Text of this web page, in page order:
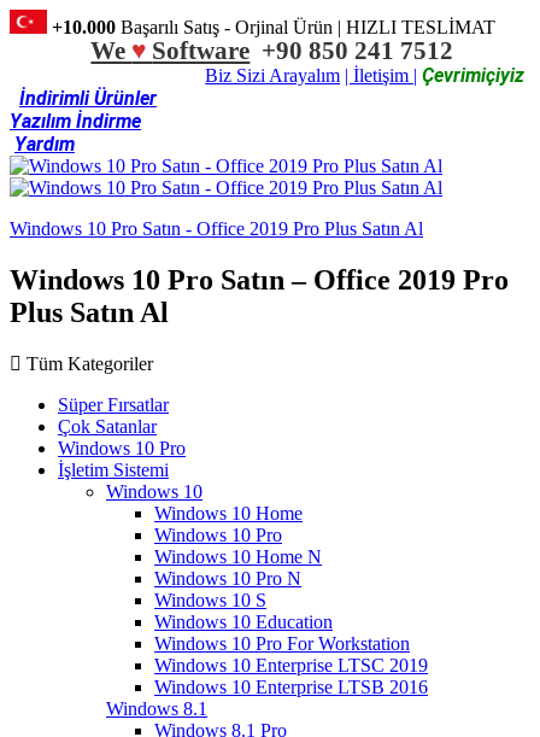
+10.000 Başarılı Satış - Orjinal Ürün | HIZLI TESLİMAT
We ♥ Software +90 850 241 7512
Biz Sizi Arayalım | İletişim | Çevrimiçiyiz
İndirimli Ürünler
Yazılım İndirme
Yardım
Windows 10 Pro Satın - Office 2019 Pro Plus Satın Al
Windows 10 Pro Satın – Office 2019 Pro
Plus Satın Al
Tüm Kategoriler
Süper Fırsatlar
Çok Satanlar
Windows 10 Pro
İşletim Sistemi
Windows 10
Windows 10 Home
Windows 10 Pro
Windows 10 Home N
Windows 10 Pro N
Windows 10 S
Windows 10 Education
Windows 10 Pro For Workstation
Windows 10 Enterprise LTSC 2019
Windows 10 Enterprise LTSB 2016
Windows 8.1
Windows 8.1 Pro